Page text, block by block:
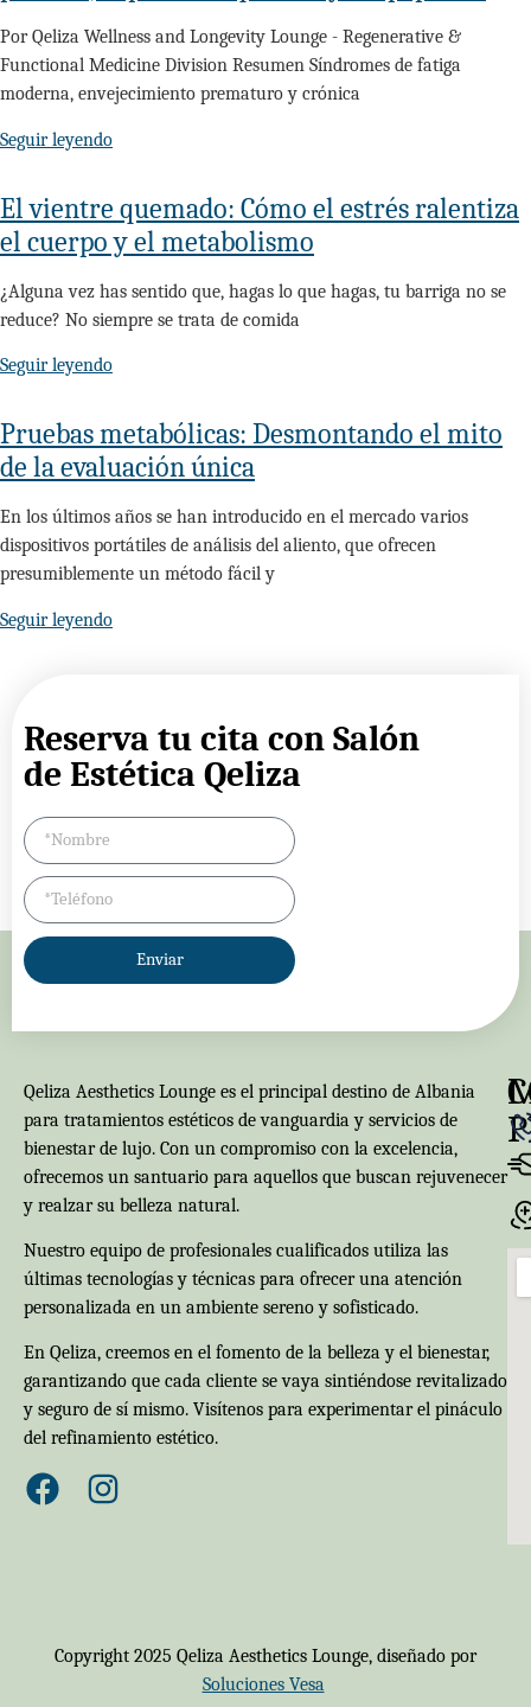
Por Qeliza Wellness and Longevity Lounge - Regenerative &
Functional Medicine Division Resumen Síndromes de fatiga
moderna, envejecimiento prematuro y crónica
Seguir leyendo
El vientre quemado: Cómo el estrés ralentiza
el cuerpo y el metabolismo
¿Alguna vez has sentido que, hagas lo que hagas, tu barriga no se
reduce? No siempre se trata de comida
Seguir leyendo
Pruebas metabólicas: Desmontando el mito
de la evaluación única
En los últimos años se han introducido en el mercado varios
dispositivos portátiles de análisis del aliento, que ofrecen
presumiblemente un método fácil y
Seguir leyendo
Reserva tu cita con Salón
de Estética Qeliza
Enviar
Qeliza Aesthetics Lounge es el principal destino de Albania
para tratamientos estéticos de vanguardia y servicios de
bienestar de lujo. Con un compromiso con la excelencia,
ofrecemos un santuario para aquellos que buscan rejuvenecer
y realzar su belleza natural.
Nuestro equipo de profesionales cualificados utiliza las
últimas tecnologías y técnicas para ofrecer una atención
personalizada en un ambiente sereno y sofisticado.
En Qeliza, creemos en el fomento de la belleza y el bienestar,
garantizando que cada cliente se vaya sintiéndose revitalizado
y seguro de sí mismo. Visítenos para experimentar el pináculo
del refinamiento estético.
Copyright 2025 Qeliza Aesthetics Lounge, diseñado por
Soluciones Vesa